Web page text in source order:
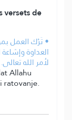
versets de
• تَرْك العمل
العداوة
لأمر الله تعالى.
Allahu
ratovanje.